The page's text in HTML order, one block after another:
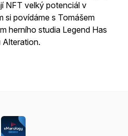
NFT velký potenciál v
si povídáme s Tomášem
herního studia Legend Has
Alteration.